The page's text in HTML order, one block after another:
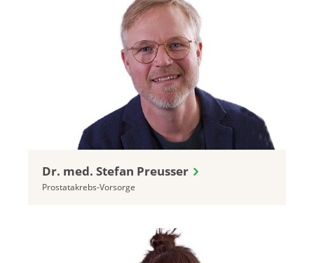
Dr. med. Stefan Preusser
Prostatakrebs-Vorsorge